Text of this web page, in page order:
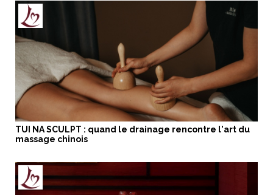
TUI NA SCULPT : quand le drainage rencontre l'art du
massage chinois